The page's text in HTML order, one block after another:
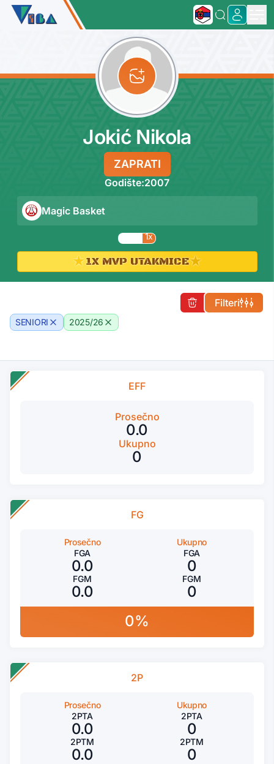
Jokić Nikola
ZAPRATI
Godište:2007
Magic Basket
1x
★1X MVP UTAKMICE★
SENIORI 2025/26
Filteri
EFF
Prosečno
0.0
Ukupno
0
FG
Prosečno
FGA
0.0
FGM
0.0
Ukupno
FGA
0
FGM
0
0%
2P
Prosečno
2PTA
0.0
2PTM
0.0
Ukupno
2PTA
0
2PTM
0